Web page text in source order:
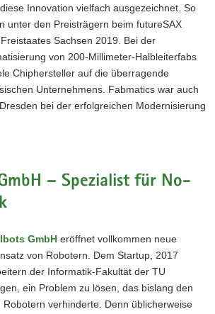
Innovation vielfach ausgezeichnet. So
unter den Preisträgern beim futureSAX
Sachsen 2019. Bei der
von 200-Millimeter-Halbleiterfabs
Chiphersteller auf die überragende
Unternehmens. Fabmatics war auch
bei der erfolgreichen Modernisierung
– Spezialist für No-
GmbH eröffnet vollkommen neue
von Robotern. Dem Startup, 2017
der Informatik-Fakultät der TU
ein Problem zu lösen, das bislang den
verhinderte. Denn üblicherweise